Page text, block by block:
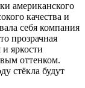
американского
качества и
себя компания
прозрачная
яркости
оттенком.
стёкла будут